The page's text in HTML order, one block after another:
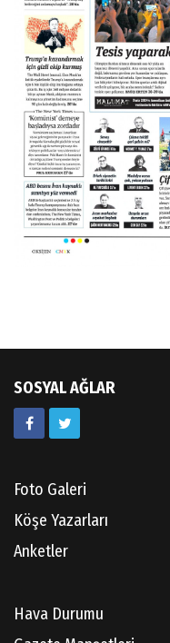
SOSYAL AĞLAR
Foto Galeri
Köşe Yazarları
Anketler
Hava Durumu